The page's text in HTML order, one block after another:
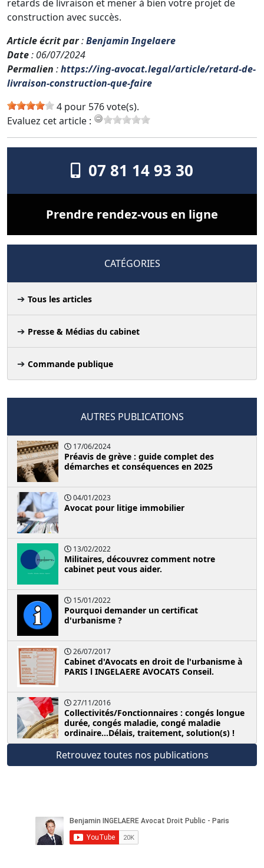
retards de livraison et mener à bien votre projet de
construction avec succès.
Article écrit par:Benjamin Ingelaere
Date: 06/07/2024
Permalien :https://ing-avocat.legal/article/retard-de-
livraison-construction-que-faire
4 pour 576 vote(s).
Evaluez cet article :
07 81 14 93 30
Prendre rendez-vous en ligne
CATÉGORIES
Tous les articles
Presse & Médias du cabinet
Commande publique
AUTRES PUBLICATIONS
17/06/2024
Préavis de grève : guide complet des
démarches et conséquences en 2025
04/01/2023
Avocat pour litige immobilier
13/02/2022
Militaires, découvrez comment notre
cabinet peut vous aider.
15/01/2022
Pourquoi demander un certificat
d'urbanisme ?
26/07/2017
Cabinet d'Avocats en droit de l'urbanisme à
PARIS l INGELAERE AVOCATS Conseil.
27/11/2016
Collectivités/Fonctionnaires : congés longue
durée, congés maladie, congé maladie
ordinaire...Délais, traitement, solution(s) !
Retrouvez toutes nos publications